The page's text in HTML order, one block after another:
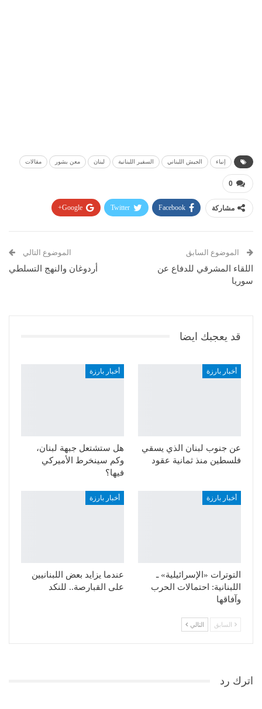
إنباء الجيش اللبناني السفير اللبنانية لبنان معن بشور مقالات
0
مشاركة Facebook
Twitter
Google+
البريد الإلكتروني
الموضوع السابق
اللقاء المشرقي للدفاع عن
سوريا
الموضوع التالي
أردوغان والنهج التسلطي
قد يعجبك ايضا
أخبار بارزة
عن جنوب لبنان الذي يسقي
فلسطين منذ ثمانية عقود
أخبار بارزة
هل ستشتعل جبهة لبنان،
وكم سينخرط الأميركي
فيها؟
أخبار بارزة
التوترات «الإسرائيلية» ـ
اللبنانية: احتمالات الحرب
وآفاقها
أخبار بارزة
عندما يزايد بعض اللبنانيين
على القبارصة.. للنكد
السابق التالي
اترك رد